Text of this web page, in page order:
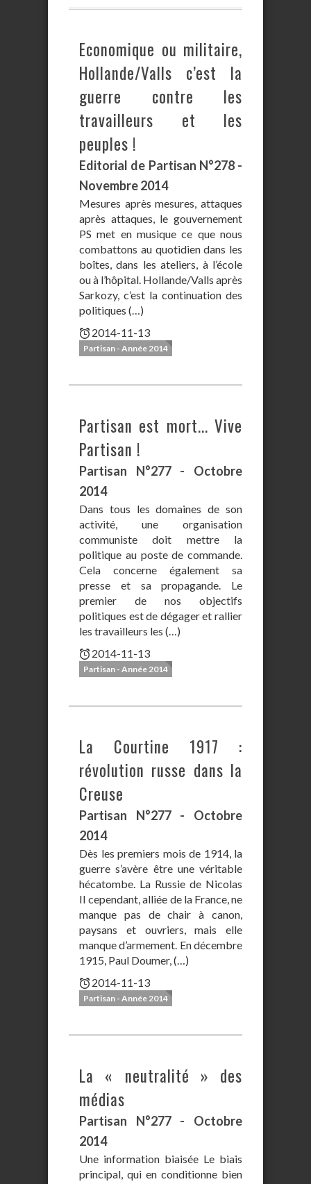
Economique ou militaire,
Hollande/Valls c’est la
guerre contre les
travailleurs et les
peuples !
Editorial de Partisan N°278 -
Novembre 2014
Mesures après mesures, attaques
après attaques, le gouvernement
PS met en musique ce que nous
combattons au quotidien dans les
boîtes, dans les ateliers, à l’école
ou à l’hôpital. Hollande/Valls après
Sarkozy, c’est la continuation des
politiques (…)
2014-11-13
Partisan - Année 2014
Partisan est mort... Vive
Partisan !
Partisan N°277 - Octobre
2014
Dans tous les domaines de son
activité, une organisation
communiste doit mettre la
politique au poste de commande.
Cela concerne également sa
presse et sa propagande. Le
premier de nos objectifs
politiques est de dégager et rallier
les travailleurs les (…)
2014-11-13
Partisan - Année 2014
La Courtine 1917 :
révolution russe dans la
Creuse
Partisan N°277 - Octobre
2014
Dès les premiers mois de 1914, la
guerre s’avère être une véritable
hécatombe. La Russie de Nicolas
II cependant, alliée de la France, ne
manque pas de chair à canon,
paysans et ouvriers, mais elle
manque d’armement. En décembre
1915, Paul Doumer, (…)
2014-11-13
Partisan - Année 2014
La « neutralité » des
médias
Partisan N°277 - Octobre
2014
Une information biaisée Le biais
principal, qui en conditionne bien